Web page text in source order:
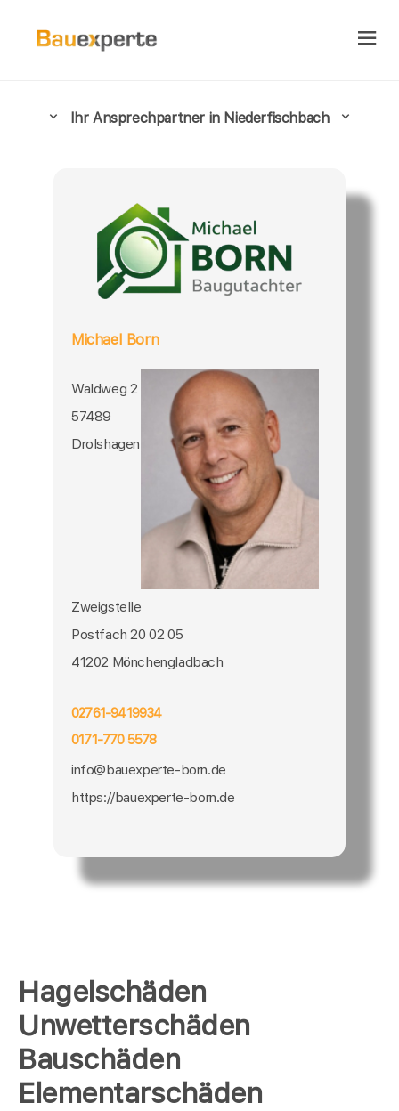
Hagelschäden
Unwetterschäden
Bauschäden
Elementarschäden
Ihr Ansprechpartner in Niederfischbach
Michael Born
Waldweg 2
57489
Drolshagen
Zweigstelle
Postfach 20 02 05
41202 Mönchengladbach
02761-9419934
0171-770 5578
info@bauexperte-born.de
https://bauexperte-born.de